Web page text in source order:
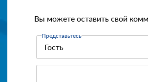
Вы можете оставить свой
Представьтесь